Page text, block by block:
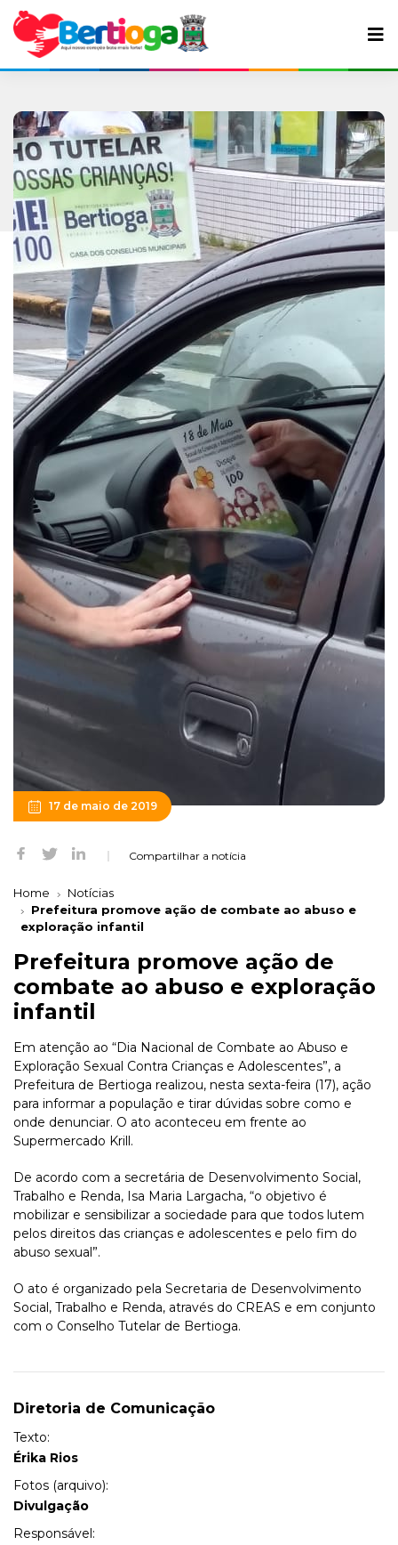
17 de maio de 2019
Compartilhar a notícia
Home
Notícias
Prefeitura promove ação de combate ao abuso e
exploração infantil
Prefeitura promove ação de
combate ao abuso e exploração
infantil
Em atenção ao “Dia Nacional de Combate ao Abuso e
Exploração Sexual Contra Crianças e Adolescentes”, a
Prefeitura de Bertioga realizou, nesta sexta-feira (17), ação
para informar a população e tirar dúvidas sobre como e
onde denunciar. O ato aconteceu em frente ao
Supermercado Krill.
De acordo com a secretária de Desenvolvimento Social,
Trabalho e Renda, Isa Maria Largacha, “o objetivo é
mobilizar e sensibilizar a sociedade para que todos lutem
pelos direitos das crianças e adolescentes e pelo fim do
abuso sexual”.
O ato é organizado pela Secretaria de Desenvolvimento
Social, Trabalho e Renda, através do CREAS e em conjunto
com o Conselho Tutelar de Bertioga.
Diretoria de Comunicação
Texto:
Érika Rios
Fotos (arquivo):
Divulgação
Responsável: